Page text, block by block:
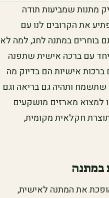
מתנות שמביעות תודה
את הקרובים לנו עם
בוחרים במתנה לחג, למה לא
יחד עם ברכה אישית שתפנה
אישיות הם בדיוק מה
ותהיה גם בריאה וגם
למצוא מארזים מושקעים
חקלאית מקומית,
במתנה
את המתנה לאישית,